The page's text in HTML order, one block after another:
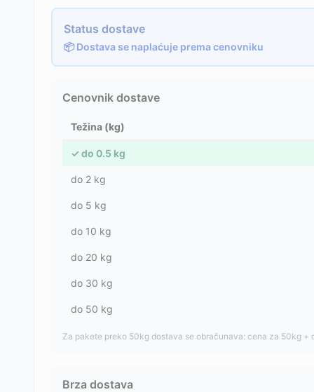
Status dostave
📦 Dostava se naplaćuje prema cenovniku
Cenovnik dostave
Težina (kg)
✓ do 0.5 kg
do 2 kg
do 5 kg
do 10 kg
do 20 kg
do 30 kg
do 50 kg
Za pakete preko 50kg dostava se obračunava: cena za 50kg +
Brza dostava